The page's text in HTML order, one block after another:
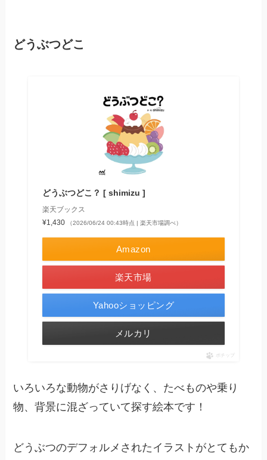
どうぶつどこ
どうぶつどこ？ [ shimizu ]
楽天ブックス
¥1,430
（2026/06/24 00:43時点 | 楽天市場調べ）
Amazon
楽天市場
Yahooショッピング
メルカリ
ポチップ
いろいろな動物がさりげなく、たべものや乗り
物、背景に混ざっていて探す絵本です！
どうぶつのデフォルメされたイラストがとてもか